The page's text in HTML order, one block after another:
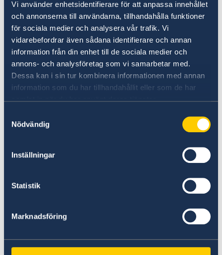
Vi använder enhetsidentifierare för att anpassa innehållet
och annonserna till användarna, tillhandahålla funktioner
för sociala medier och analysera vår trafik. Vi
vidarebefordrar även sådana identifierare och annan
information från din enhet till de sociala medier och
annons- och analysföretag som vi samarbetar med.
Dessa kan i sin tur kombinera informationen med annan
information som du har tillhandahållit eller som de har
samlat in när du har använt deras tjänster.
Nödvändig
Inställningar
Statistik
Marknadsföring
kan du anmäla dig till svensklistan.
Anmäl dig till svensklistan
UD:s reseinformation direkt i fickan
Sveriges ambassader.
Om UD Resklar på regeringen.se